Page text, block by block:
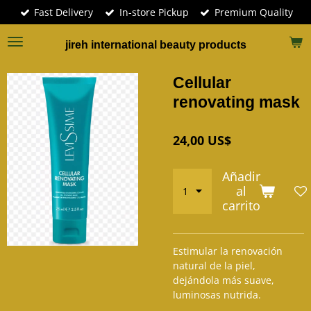
al
contenido
jireh international beauty products
Fast Delivery In-store Pickup Premium Quality
Cellular
renovating mask
24,00 US$
Añadir
al
carrito
Estimular la renovación
natural de la piel,
dejándola más suave,
luminosas nutrida.